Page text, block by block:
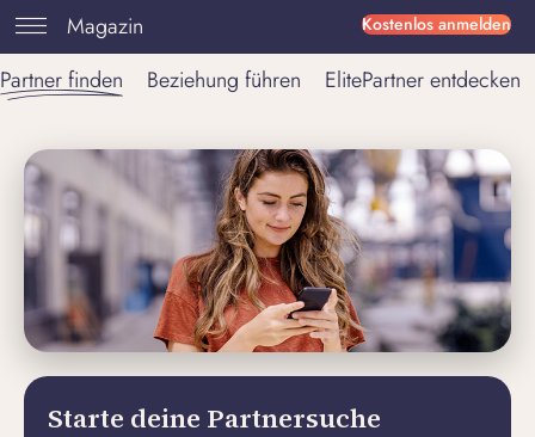
Kostenlos anmelden
Magazin
Partner finden
Beziehung führen ElitePartner entdecken
Starte deine Partnersuche